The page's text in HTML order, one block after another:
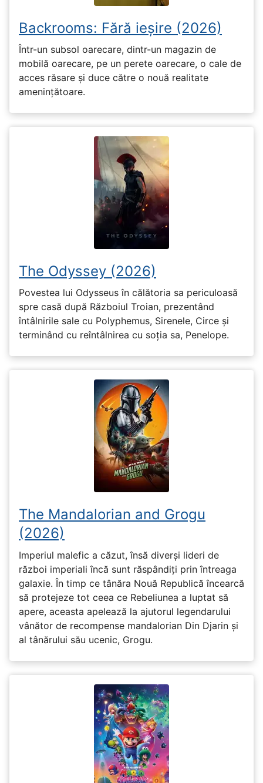
Backrooms: Fără ieșire (2026)
Într-un subsol oarecare, dintr-un magazin de
mobilă oarecare, pe un perete oarecare, o cale de
acces răsare și duce către o nouă realitate
amenințătoare.
The Odyssey (2026)
Povestea lui Odysseus în călătoria sa periculoasă
spre casă după Războiul Troian, prezentând
întâlnirile sale cu Polyphemus, Sirenele, Circe și
terminând cu reîntâlnirea cu soția sa, Penelope.
The Mandalorian and Grogu
(2026)
Imperiul malefic a căzut, însă diverși lideri de
război imperiali încă sunt răspândiți prin întreaga
galaxie. În timp ce tânăra Nouă Republică încearcă
să protejeze tot ceea ce Rebeliunea a luptat să
apere, aceasta apelează la ajutorul legendarului
vânător de recompense mandalorian Din Djarin și
al tânărului său ucenic, Grogu.